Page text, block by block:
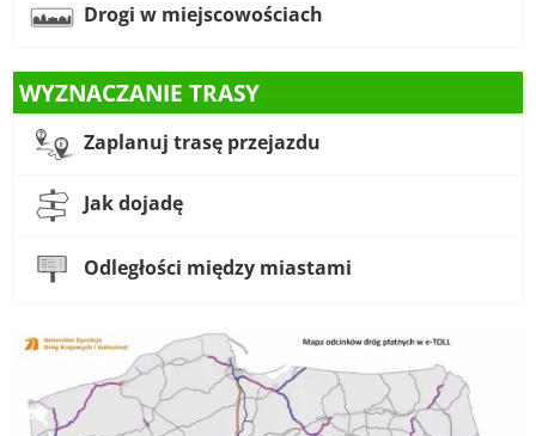
Drogi w miejscowościach
WYZNACZANIE TRASY
Zaplanuj trasę przejazdu
Jak dojadę
Odległości między miastami